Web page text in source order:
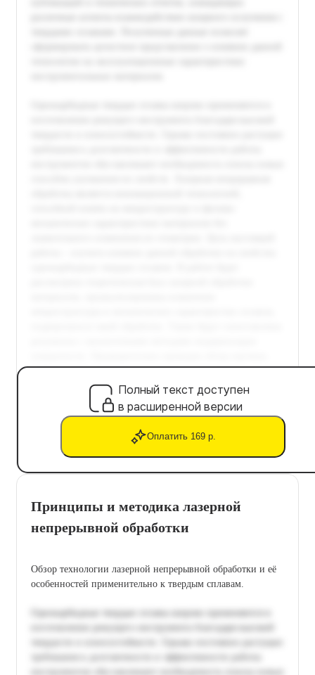
Полный текст доступен
в расширенной версии
Оплатить 169 р.
Принципы и методика лазерной
непрерывной обработки
Обзор технологии лазерной непрерывной обработки и её
особенностей применительно к твердым сплавам.